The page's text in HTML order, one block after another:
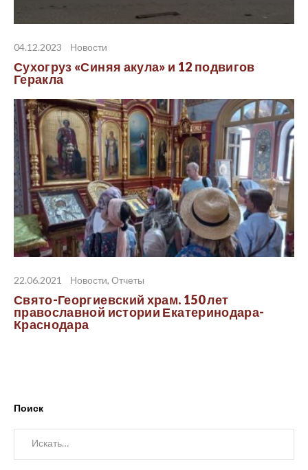
04.12.2023 Новости
Сухогруз «Синяя акула» и 12 подвигов
Геракла
22.06.2021 Новости, Отчеты
Свято-Георгиевский храм. 150 лет
православной истории Екатеринодара-
Краснодара
Поиск